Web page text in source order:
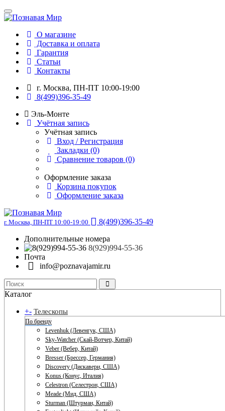
О магазине
Доставка и оплата
Гарантия
Статьи
Контакты
г. Москва, ПН-ПТ 10:00-19:00
8(499)396-35-49
Эль-Монте
Учётная запись
Учётная запись
Вход / Регистрация
Закладки (0)
Сравнение товаров (0)
Оформление заказа
Корзина покупок
Оформление заказа
г. Москва, ПН-ПТ 10:00-19:00
8(499)396-35-49
Дополнительные номера
8(929)994-55-36
Почта
info@poznavajamir.ru
Каталог
+- Телескопы
По бренду
Levenhuk (Левенгук, США)
Sky-Watcher (Скай-Вотчер, Китай)
Veber (Вебер, Китай)
Bresser (Брессер, Германия)
Discovery (Дискавери, США)
Konus (Конус, Италия)
Celestron (Селестрон, США)
Meade (Мид, США)
Sturman (Штурман, Китай)